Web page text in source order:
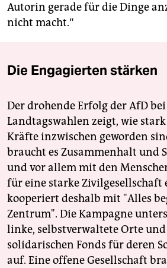
Autorin gerade für die Dinge
nicht macht.“
Die Engagierten stärken
Der drohende Erfolg der AfD
Landtagswahlen zeigt, wie
Kräfte inzwischen geworden
braucht es Zusammenhalt und
und vor allem mit den
für eine starke Zivilgesellschaft
kooperiert deshalb mit "Alles
Zentrum". Die Kampagne
linke, selbstverwaltete Orte
solidarischen Fonds für deren
auf. Eine offene Gesellschaft